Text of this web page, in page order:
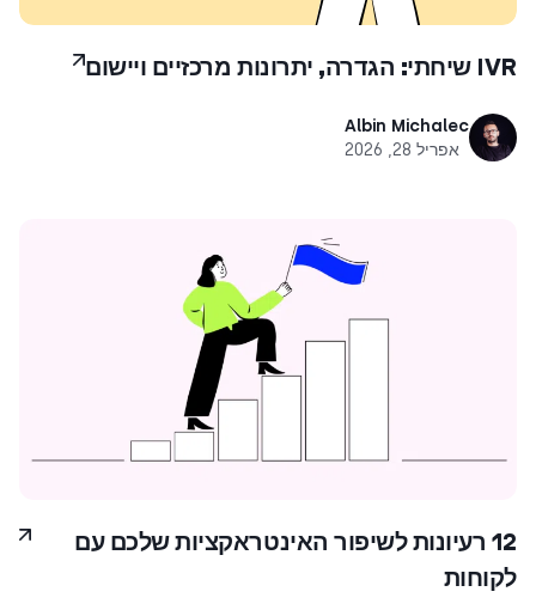
IVR שיחתי: הגדרה, יתרונות מרכזיים ויישום
Albin Michalec
אפריל 28, 2026
12 רעיונות לשיפור האינטראקציות שלכם עם
לקוחות